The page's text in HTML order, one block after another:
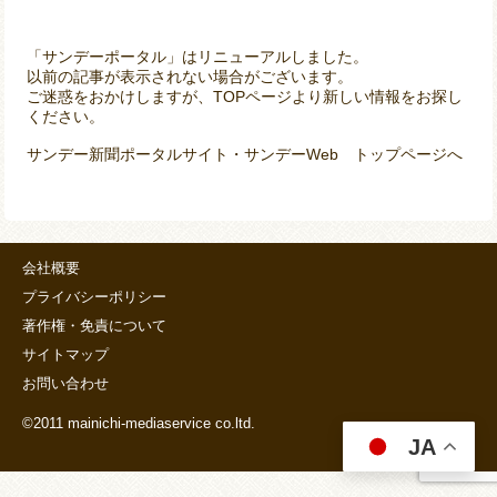
「サンデーポータル」はリニューアルしました。
以前の記事が表示されない場合がございます。
ご迷惑をおかけしますが、TOPページより新しい情報をお探し
ください。
サンデー新聞ポータルサイト・サンデーWeb トップページへ
会社概要
プライバシーポリシー
著作権・免責について
サイトマップ
お問い合わせ
©2011 mainichi-mediaservice co.ltd.
JA